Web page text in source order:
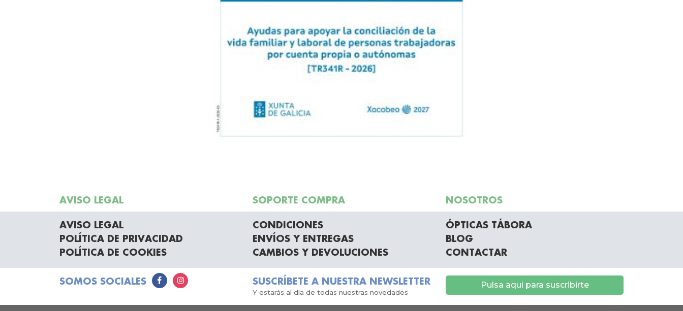
AVISO LEGAL SOPORTE COMPRA NOSOTROS
AVISO LEGAL
POLÍTICA DE PRIVACIDAD
POLÍTICA DE COOKIES
CONDICIONES
ENVÍOS Y ENTREGAS
CAMBIOS Y DEVOLUCIONES
ÓPTICAS TÁBORA
BLOG
CONTACTAR
SOMOS SOCIALES SUSCRÍBETE A NUESTRA NEWSLETTER
Y estarás al día de todas nuestras novedades
Pulsa aquí para suscribirte